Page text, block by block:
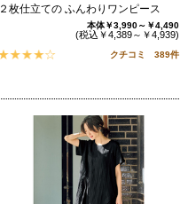
２枚仕立ての ふんわりワンピース
本体￥3,990～￥4,490
(税込￥4,389～￥4,939)
クチコミ 389件